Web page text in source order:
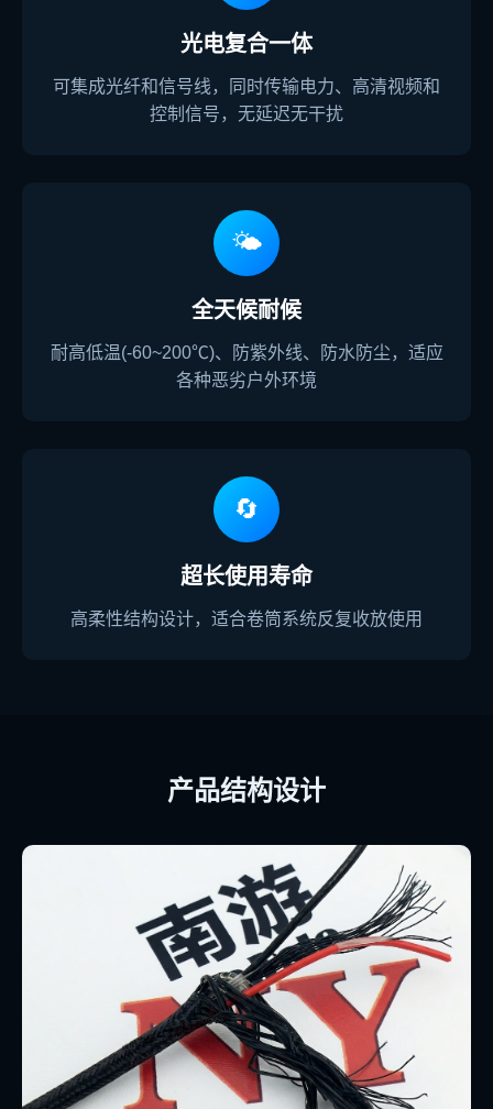
光电复合一体
可集成光纤和信号线，同时传输电力、高清视频和
控制信号，无延迟无干扰
🌤️
全天候耐候
耐高低温(-60~200℃)、防紫外线、防水防尘，适应
各种恶劣户外环境
🔄
超长使用寿命
高柔性结构设计，适合卷筒系统反复收放使用
产品结构设计